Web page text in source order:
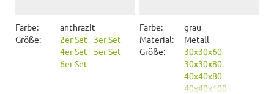
Farbe:
anthrazit
Größe:
2er Set
3er Set
4er Set
5er Set
6er Set
Farbe:
grau
Material:
Metall
Größe:
30x30x60
30x30x80
40x40x80
40x40x100